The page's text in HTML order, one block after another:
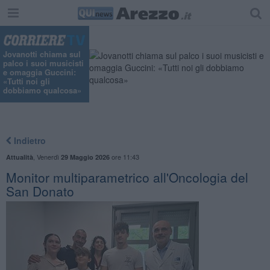
Jovanotti chiama sul
palco i suoi musicisti
e omaggia Guccini:
«Tutti noi gli
dobbiamo qualcosa»
Indietro
Attualità Venerdì 29 Maggio 2026ore 11:43
Monitor multiparametrico all'Oncologia del
San Donato